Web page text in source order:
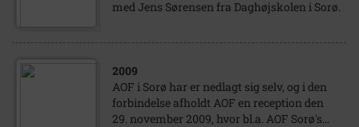
med Jens Sørensen fra Daghøjskolen i Sorø.
2009
AOF i Sorø har er nedlagt sig selv, og i den
forbindelse afholdt AOF en reception den
29. november 2009, hvor bl.a. AOF Sorø's...